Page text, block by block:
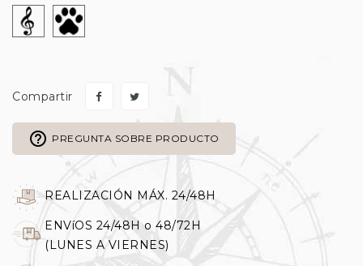
Clave
Perro
Compartir
help_outline PREGUNTA SOBRE PRODUCTO
REALIZACIÓN MÁX. 24/48H
ENVíOS 24/48H o 48/72H
(LUNES A VIERNES)